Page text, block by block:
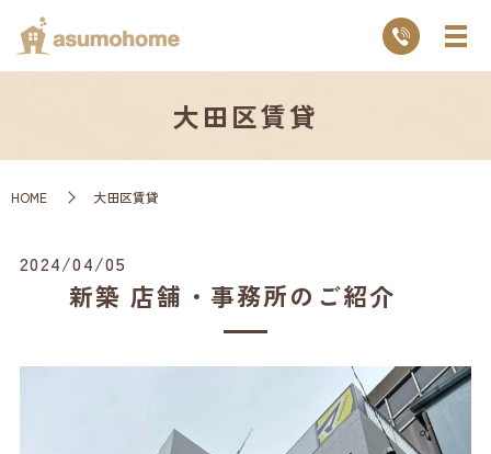
大田区賃貸
HOME 大田区賃貸
2024/04/05
新築 店舗・事務所のご紹介